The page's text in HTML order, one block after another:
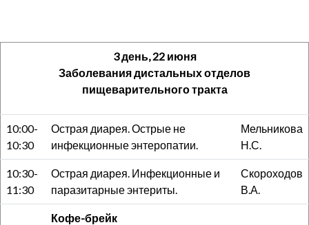
3 день, 22 июня
Заболевания дистальных отделов
пищеварительного тракта
10:00-
10:30
Острая диарея. Острые не
инфекционные энтеропатии.
Мельникова
Н.С.
10:30-
11:30
Острая диарея. Инфекционные и
паразитарные энтериты.
Скороходов
В.А.
Кофе-брейк